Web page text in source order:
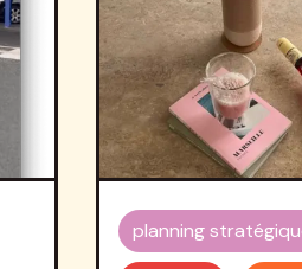
planning